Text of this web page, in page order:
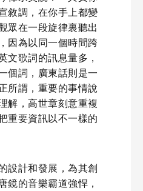
敘調，在你手上都變
眾在一段旋律裏聽出
因為以同一個時間跨
文歌詞的訊息量多，
個詞，廣東話則是一
所謂，重要的事情說
解，高世章刻意重複
重要資訊以不一樣的
設計和發展，為其創
鏡的音樂霸道強悍，